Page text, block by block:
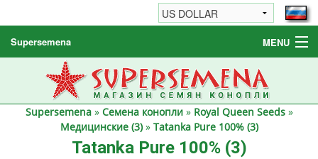
Supersemena MENU
Семена конопли
Другие товары
Как заказать / FAQ
Supersemena» Семена конопли» Royal Queen Seeds»
Медицинские (3)» Tatanka Pure 100% (3)
Tatanka Pure 100% (3)